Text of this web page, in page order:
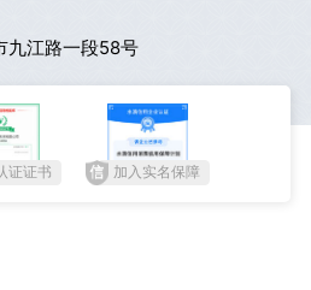
九江路一段58号
证证书 加入实名保障